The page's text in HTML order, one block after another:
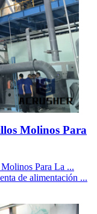
Molinos Para
Para La ...
de alimentación ...